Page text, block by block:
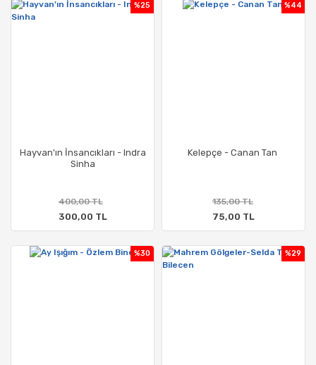
Hayvan'ın İnsancıkları - Indra
Sinha
%25
400,00 TL
300,00 TL
Kelepçe - Canan Tan ​
%44
135,00 TL
75,00 TL
%30 %29